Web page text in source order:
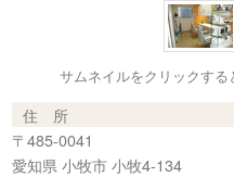
サムネイルをクリックする
住 所
〒485-0041
愛知県 小牧市 小牧4-134